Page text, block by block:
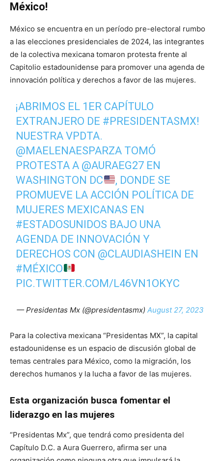
México!
México se encuentra en un período pre-electoral rumbo
a las elecciones presidenciales de 2024, las integrantes
de la colectiva mexicana tomaron protesta frente al
Capitolio estadounidense para promover una agenda de
innovación política y derechos a favor de las mujeres.
¡ABRIMOS EL 1ER CAPÍTULO
EXTRANJERO DE #PRESIDENTASMX!
NUESTRA VPDTA.
@MAELENAESPARZA TOMÓ
PROTESTA A @AURAEG27 EN
WASHINGTON DC
, DONDE SE
PROMUEVE LA ACCIÓN POLÍTICA DE
MUJERES MEXICANAS EN
#ESTADOSUNIDOS BAJO UNA
AGENDA DE INNOVACIÓN Y
DERECHOS CON @CLAUDIASHEIN EN
#MÉXICO
PIC.TWITTER.COM/L46VN1OKYC
— Presidentas Mx (@presidentasmx) August 27, 2023
Para la colectiva mexicana “Presidentas MX”, la capital
estadounidense es un espacio de discusión global de
temas centrales para México, como la migración, los
derechos humanos y la lucha a favor de las mujeres.
Esta organización busca fomentar el
liderazgo en las mujeres
“Presidentas Mx”, que tendrá como presidenta del
Capítulo D.C. a Aura Guerrero, afirma ser una